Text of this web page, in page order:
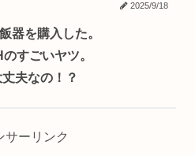
2025/9/18
器を購入した。
すごいヤツ。
夫なの！？
サーリンク